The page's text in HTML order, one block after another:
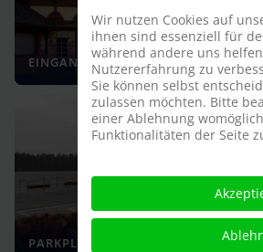
EINGANGSBEREICH
PARKPLATZ
Wir nutzen Cookies auf
ihnen sind essenziell für
während andere uns
Nutzererfahrung zu
Sie können selbst
zulassen möchten. Bitte
einer Ablehnung
Funktionalitäten der Seite